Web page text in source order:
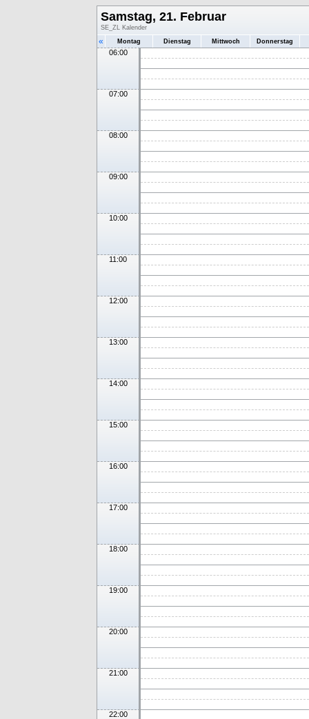
Samstag, 21. Februar
SE_ZL Kalender
« Montag Dienstag Mittwoch Donnerstag
06:00
07:00
08:00
09:00
10:00
11:00
12:00
13:00
14:00
15:00
16:00
17:00
18:00
19:00
20:00
21:00
22:00